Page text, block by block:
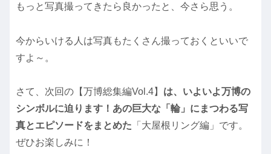
もっと写真撮ってきたら良かったと、今さら思う。
今からいける人は写真もたくさん撮っておくといいで
すよ～。
さて、次回の【万博総集編Vol.4】 は、いよいよ万博の
シンボルに迫ります！あの巨大な「輪」にまつわる写
真とエピソードをまとめた 「大屋根リング編」です。
ぜひお楽しみに！